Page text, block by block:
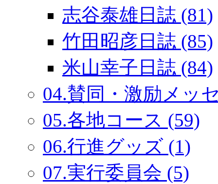
志谷泰雄日誌 (81)
竹田昭彦日誌 (85)
米山幸子日誌 (84)
04.賛同・激励メッ
05.各地コース (59)
06.行進グッズ (1)
07.実行委員会 (5)